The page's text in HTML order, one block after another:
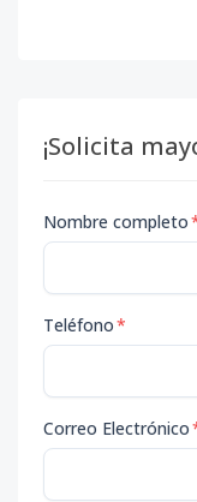
¡Solicita
Nombre completo
Teléfono*
Correo Electrónico